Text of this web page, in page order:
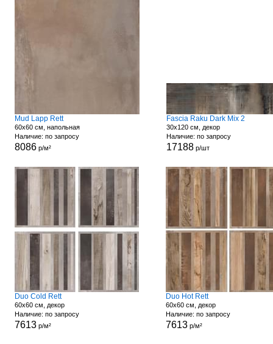
Mud Lapp Rett
60x60 см, напольная
Наличие: по запросу
8086р/м²
Fascia Raku Dark Mix 2
30x120 см, декор
Наличие: по запросу
17188р/шт
Duo Cold Rett
60x60 см, декор
Наличие: по запросу
7613р/м²
Duo Hot Rett
60x60 см, декор
Наличие: по запросу
7613 р/м²